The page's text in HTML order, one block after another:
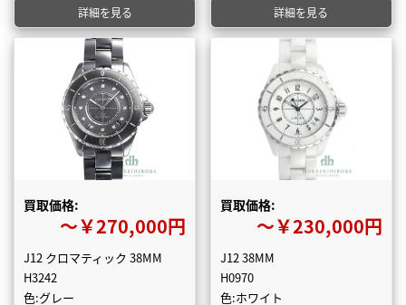
詳細を見る 詳細を見る
買取価格:
〜￥270,000円
J12 クロマティック 38MM
H3242
色:グレー
買取価格:
〜￥230,000円
J12 38MM
H0970
色:ホワイト